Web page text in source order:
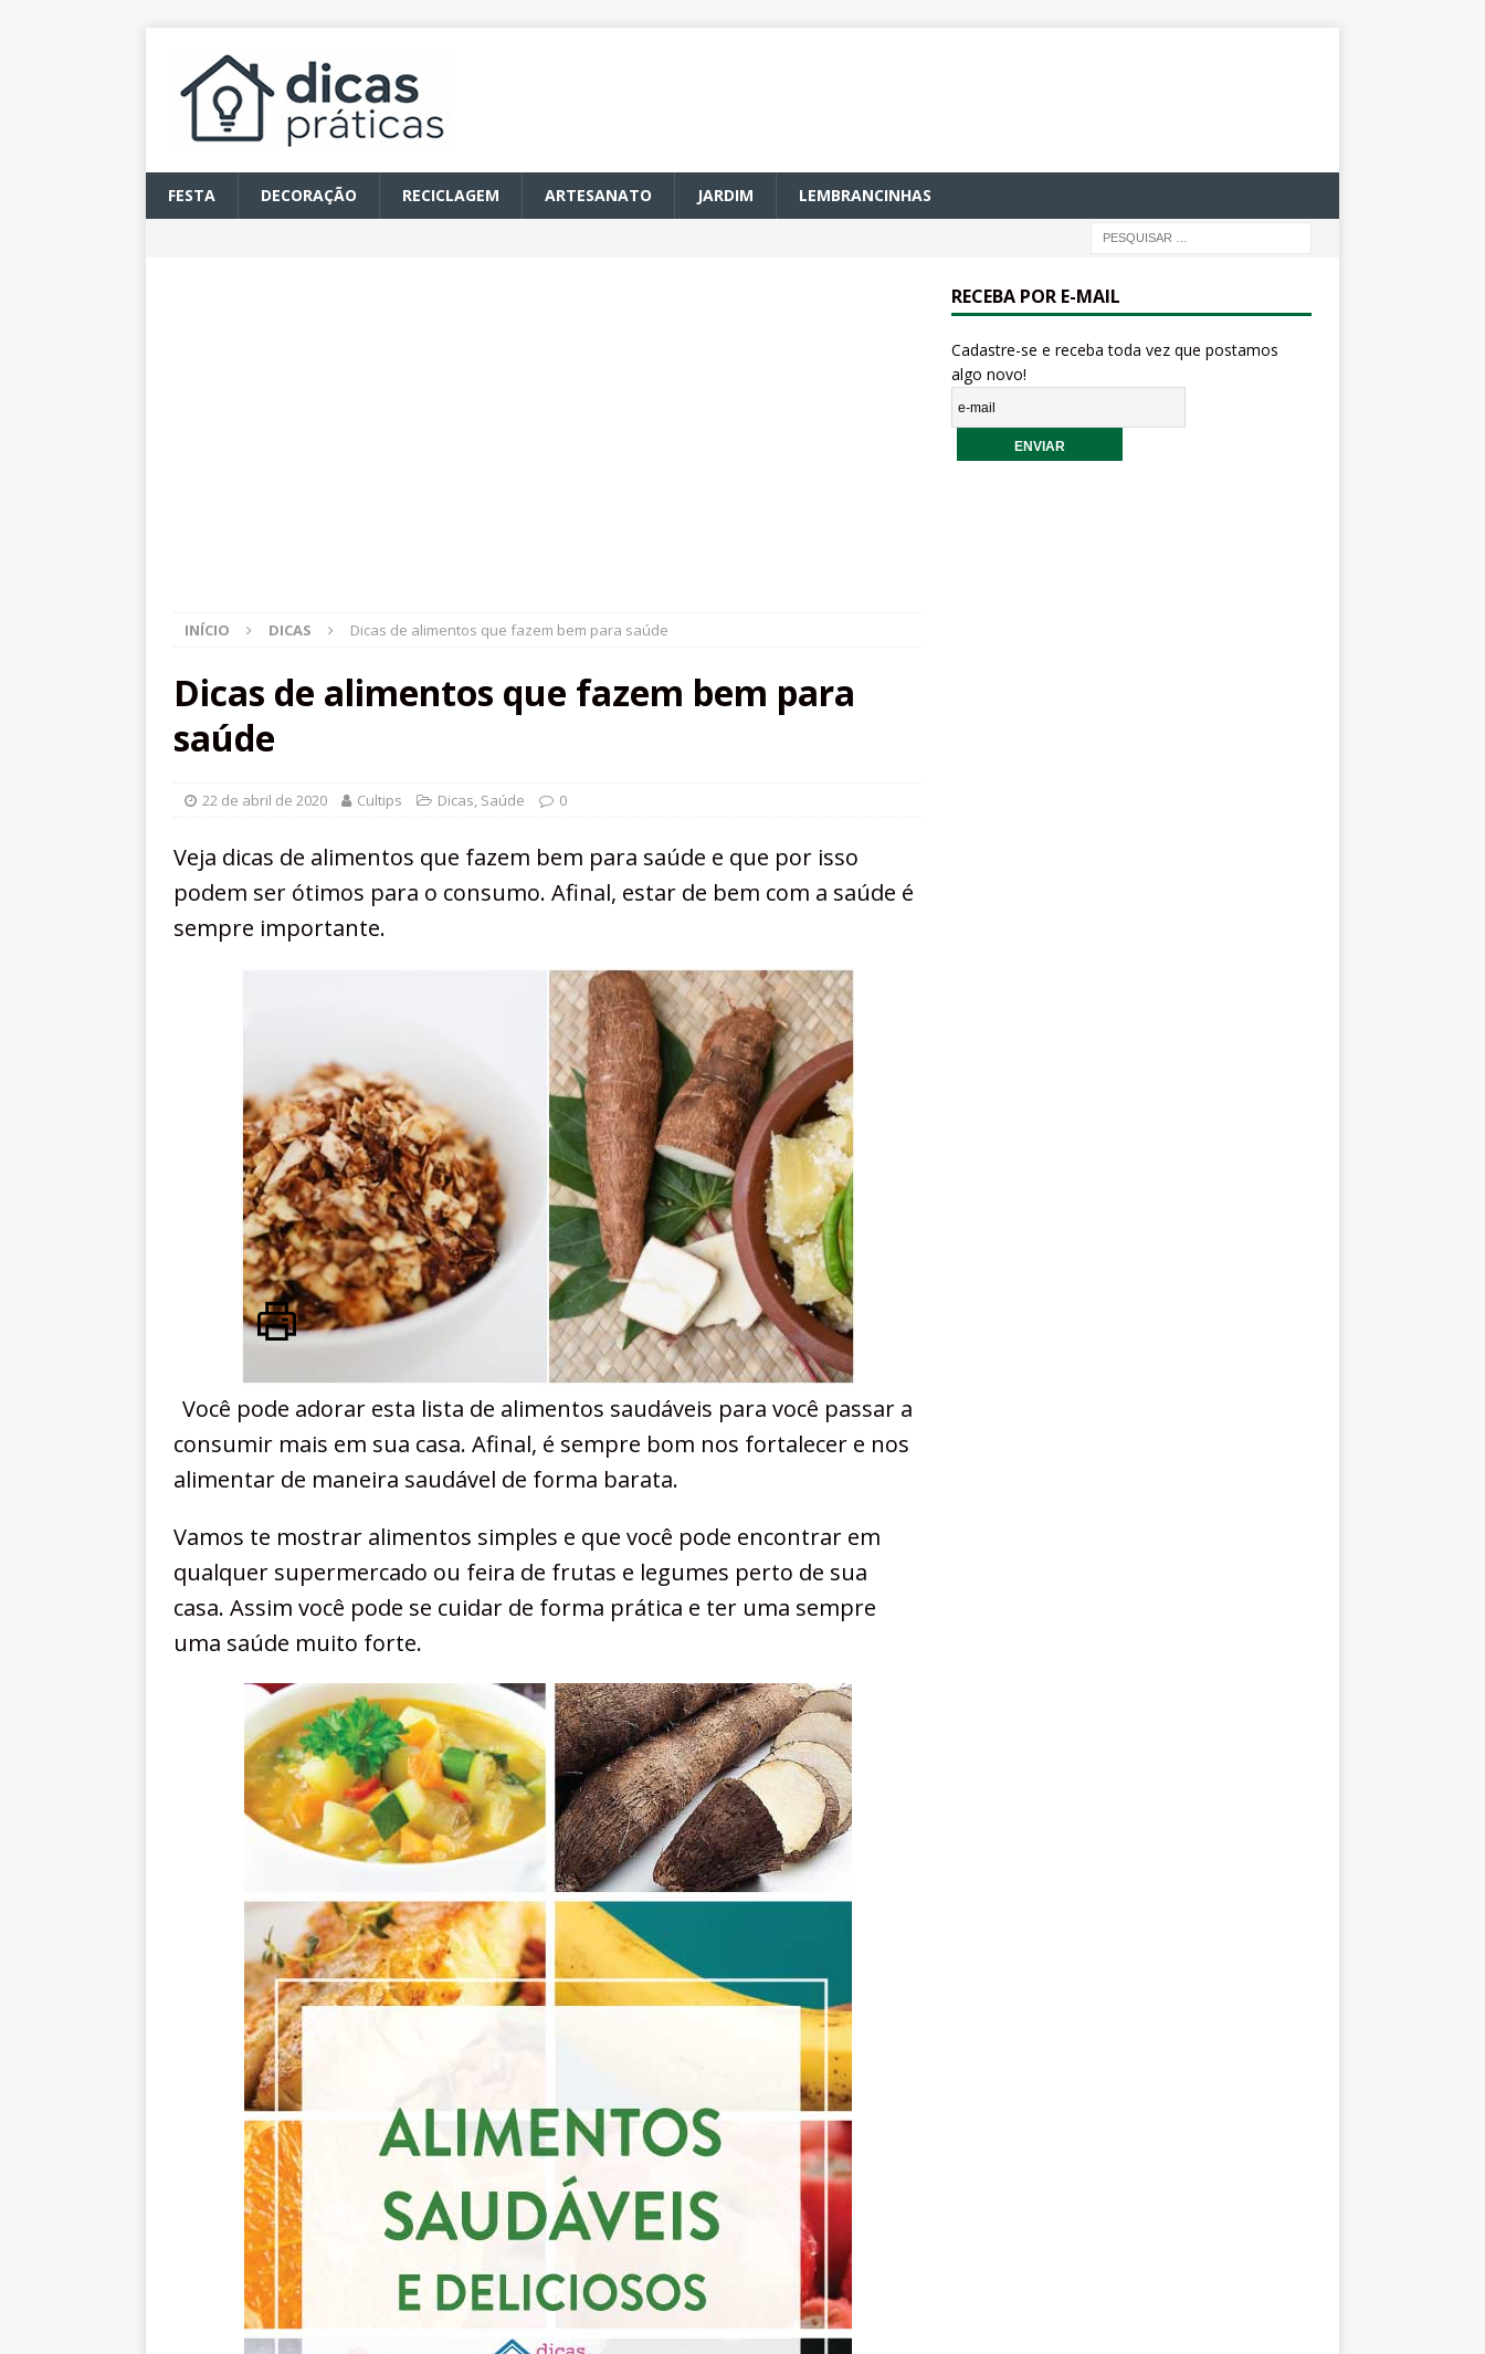
FESTA DECORAÇÃO RECICLAGEM ARTESANATO JARDIM LEMBRANCINHAS
INÍCIO DICAS Dicas de alimentos que fazem bem para saúde
Dicas de alimentos que fazem bem para
saúde
22 de abril de 2020 Cultips Dicas, Saúde 0
Veja dicas de alimentos que fazem bem para saúde e que por isso
podem ser ótimos para o consumo. Afinal, estar de bem com a saúde é
sempre importante.
Você pode adorar esta lista de alimentos saudáveis para você passar a
consumir mais em sua casa. Afinal, é sempre bom nos fortalecer e nos
alimentar de maneira saudável de forma barata.
Vamos te mostrar alimentos simples e que você pode encontrar em
qualquer supermercado ou feira de frutas e legumes perto de sua
casa. Assim você pode se cuidar de forma prática e ter uma sempre
uma saúde muito forte.
RECEBA POR E-MAIL
Cadastre-se e receba toda vez que postamos
algo novo!